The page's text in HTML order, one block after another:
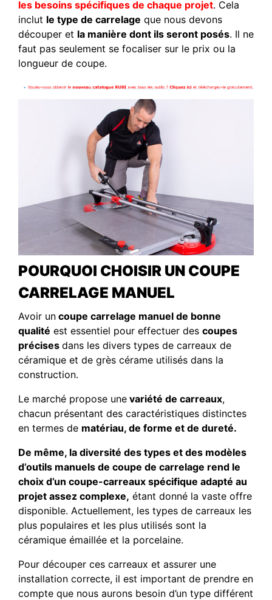
les besoins spécifiques de chaque projet. Cela
inclut le type de carrelage que nous devons
découper et la manière dont ils seront posés. Il ne
faut pas seulement se focaliser sur le prix ou la
longueur de coupe.
POURQUOI CHOISIR UN COUPE
CARRELAGE MANUEL
Avoir un coupe carrelage manuel de bonne
qualité est essentiel pour effectuer des coupes
précises dans les divers types de carreaux de
céramique et de grès cérame utilisés dans la
construction.
Le marché propose une variété de carreaux,
chacun présentant des caractéristiques distinctes
en termes de matériau, de forme et de dureté.
De même, la diversité des types et des modèles
d’outils manuels de coupe de carrelage rend le
choix d’un coupe-carreaux spécifique adapté au
projet assez complexe, étant donné la vaste offre
disponible. Actuellement, les types de carreaux les
plus populaires et les plus utilisés sont la
céramique émaillée et la porcelaine.
Pour découper ces carreaux et assurer une
installation correcte, il est important de prendre en
compte que nous aurons besoin d’un type différent